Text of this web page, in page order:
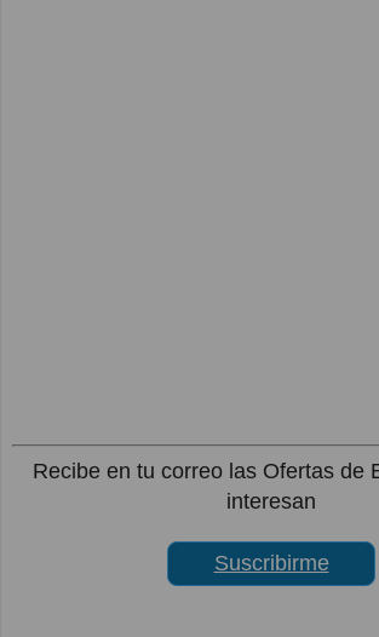
Recibe en tu correo las Ofertas de
interesan
Suscribirme